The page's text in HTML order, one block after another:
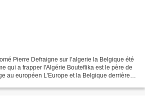
Pierre Defraigne sur l’algerie la Belgique été
qui a frapper l'Algérie Bouteflika est le père de
au européen L’Europe et la Belgique derrière la